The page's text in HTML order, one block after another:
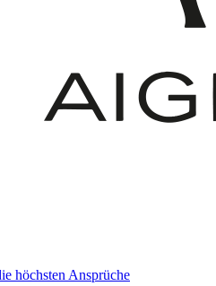
höchsten Ansprüche